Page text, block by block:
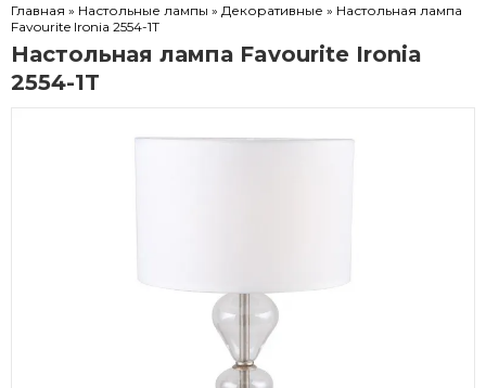
Главная » Настольные лампы » Декоративные » Настольная лампа
Favourite Ironia 2554-1T
Настольная лампа Favourite Ironia
2554-1T